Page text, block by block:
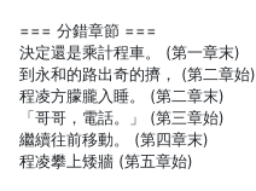
=== 分錯章節 ===
決定還是乘計程車。 (第一章末)
到永和的路出奇的擠， (第二章始)
程凌方朦朧入睡。 (第二章末)
「哥哥，電話。」 (第三章始)
繼續往前移動。 (第四章末)
程凌攀上矮牆 (第五章始)